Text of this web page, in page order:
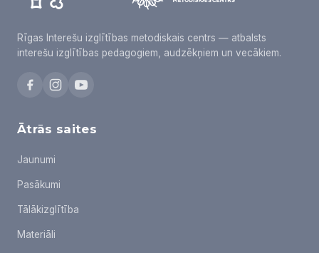
Rīgas Interešu izglītības metodiskais centrs — atbalsts
interešu izglītības pedagogiem, audzēkņiem un vecākiem.
Ātrās saites
Jaunumi
Pasākumi
Tālākizglītība
Materiāli